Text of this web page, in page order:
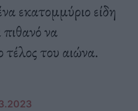
εκατομμύριο είδη
πιθανό να
τέλος του αιώνα.